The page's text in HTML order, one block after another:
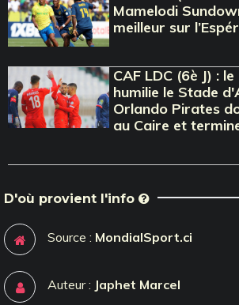
Mamelodi
meilleur sur
CAF LDC (6è J) :
humilie le Stade
Orlando Pirates
au Caire et
D'où provient l'info
Source : MondialSport.ci
Auteur : Japhet Marcel